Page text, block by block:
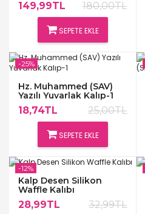
149,99TL 180,00TL
SEPETE EKLE
Hz. Muhammed (SAV)
Yazılı Yuvarlak Kalıp-1
18,74TL 25,00TL
SEPETE EKLE
-25%
Kalp Desen Silikon
Waffle Kalıbı
28,99TL 32,99TL
-12%